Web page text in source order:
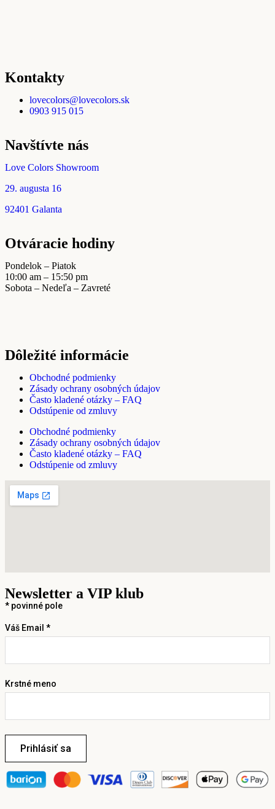
Kontakty
lovecolors@lovecolors.sk
0903 915 015
Navštívte nás
Love Colors Showroom
29. augusta 16
92401 Galanta
Otváracie hodiny
Pondelok – Piatok
10:00 am – 15:50 pm
Sobota – Nedeľa – Zavreté
Dôležité informácie
Obchodné podmienky
Zásady ochrany osobných údajov
Často kladené otázky – FAQ
Odstúpenie od zmluvy
Obchodné podmienky
Zásady ochrany osobných údajov
Často kladené otázky – FAQ
Odstúpenie od zmluvy
Newsletter a VIP klub
* povinné pole
Váš Email *
Krstné meno
Prihlásiť sa